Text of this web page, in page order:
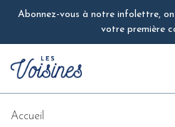
Abonnez-vous à notre infolettre,
votre première
Accueil